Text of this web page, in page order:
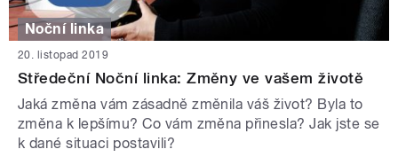
Noční linka
20. listopad 2019
Středeční Noční linka: Změny ve vašem životě
Jaká změna vám zásadně změnila váš život? Byla to
změna k lepšímu? Co vám změna přinesla? Jak jste se
k dané situaci postavili?